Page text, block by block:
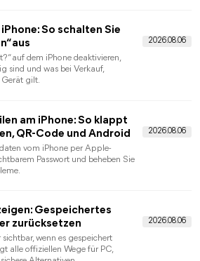
vergessen: So erhalten
Code, nutzen Sie Apples
ändern: So klappt es auf
klaren Wegen für eigenen Code,
Problemfälle.